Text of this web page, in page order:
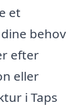
et
behov
efter
eller
i Taps